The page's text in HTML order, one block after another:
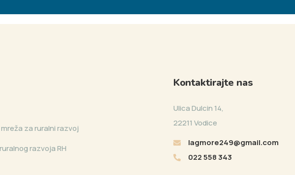
za ruralni razvoj
razvoja RH
Kontaktirajte nas
Ulica Dulcin 14,
22211 Vodice
lagmore249@gmail.com
022 558 343